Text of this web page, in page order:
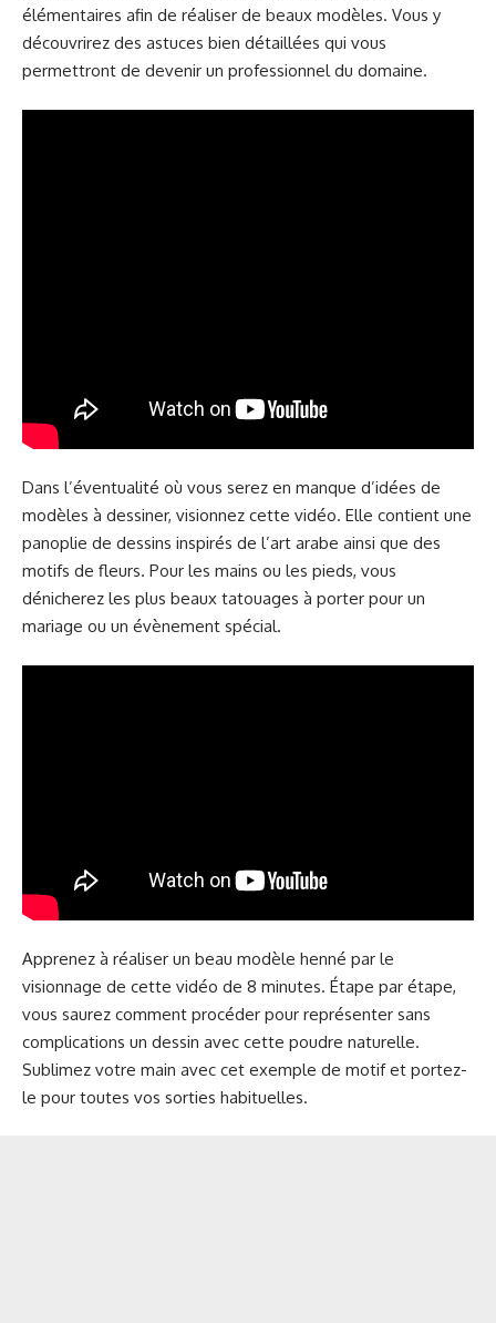
élémentaires afin de réaliser de beaux modèles. Vous y
découvrirez des astuces bien détaillées qui vous
permettront de devenir un professionnel du domaine.
Dans l’éventualité où vous serez en manque d’idées de
modèles à dessiner, visionnez cette vidéo. Elle contient une
panoplie de dessins inspirés de l’art arabe ainsi que des
motifs de fleurs. Pour les mains ou les pieds, vous
dénicherez les plus beaux tatouages à porter pour un
mariage ou un évènement spécial.
Apprenez à réaliser un beau modèle henné par le
visionnage de cette vidéo de 8 minutes. Étape par étape,
vous saurez comment procéder pour représenter sans
complications un dessin avec cette poudre naturelle.
Sublimez votre main avec cet exemple de motif et portez-
le pour toutes vos sorties habituelles.